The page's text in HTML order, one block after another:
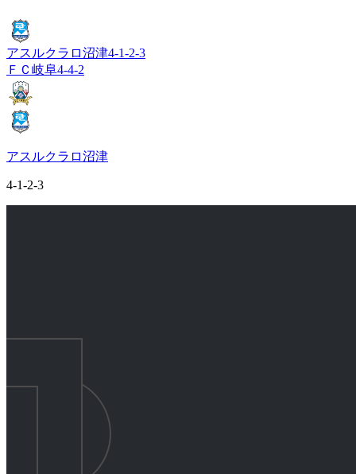
アスルクラロ沼津4-1-2-3
ＦＣ岐阜4-4-2
アスルクラロ沼津
4-1-2-3